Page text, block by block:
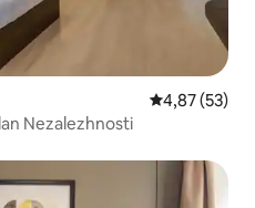
4,87 de uma
4,87 (53)
Nezalezhnosti